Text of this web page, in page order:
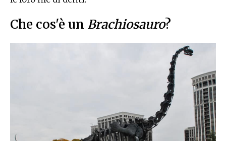
Che cos'è un Brachiosauro?